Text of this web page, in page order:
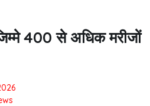
400 से अधिक मरीजों